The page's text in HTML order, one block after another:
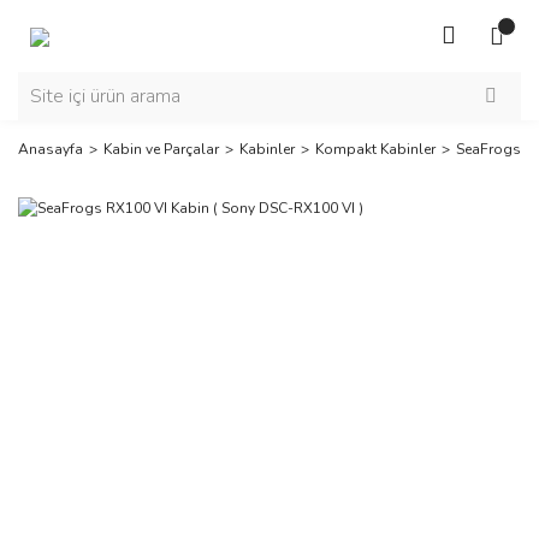
Anasayfa Kabin ve Parçalar Kabinler Kompakt Kabinler SeaFrogs